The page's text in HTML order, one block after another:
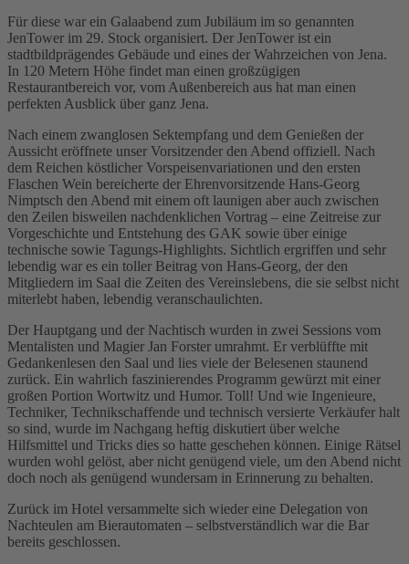
Für diese war ein Galaabend zum Jubiläum im so genannten
JenTower im 29. Stock organisiert. Der JenTower ist ein
stadtbildprägendes Gebäude und eines der Wahrzeichen von Jena.
In 120 Metern Höhe findet man einen großzügigen
Restaurantbereich vor, vom Außenbereich aus hat man einen
perfekten Ausblick über ganz Jena.
Nach einem zwanglosen Sektempfang und dem Genießen der
Aussicht eröffnete unser Vorsitzender den Abend offiziell. Nach
dem Reichen köstlicher Vorspeisenvariationen und den ersten
Flaschen Wein bereicherte der Ehrenvorsitzende Hans-Georg
Nimptsch den Abend mit einem oft launigen aber auch zwischen
den Zeilen bisweilen nachdenklichen Vortrag – eine Zeitreise zur
Vorgeschichte und Entstehung des GAK sowie über einige
technische sowie Tagungs-Highlights. Sichtlich ergriffen und sehr
lebendig war es ein toller Beitrag von Hans-Georg, der den
Mitgliedern im Saal die Zeiten des Vereinslebens, die sie selbst nicht
miterlebt haben, lebendig veranschaulichten.
Der Hauptgang und der Nachtisch wurden in zwei Sessions vom
Mentalisten und Magier Jan Forster umrahmt. Er verblüffte mit
Gedankenlesen den Saal und lies viele der Belesenen staunend
zurück. Ein wahrlich faszinierendes Programm gewürzt mit einer
großen Portion Wortwitz und Humor. Toll! Und wie Ingenieure,
Techniker, Technikschaffende und technisch versierte Verkäufer halt
so sind, wurde im Nachgang heftig diskutiert über welche
Hilfsmittel und Tricks dies so hatte geschehen können. Einige Rätsel
wurden wohl gelöst, aber nicht genügend viele, um den Abend nicht
doch noch als genügend wundersam in Erinnerung zu behalten.
Zurück im Hotel versammelte sich wieder eine Delegation von
Nachteulen am Bierautomaten – selbstverständlich war die Bar
bereits geschlossen.